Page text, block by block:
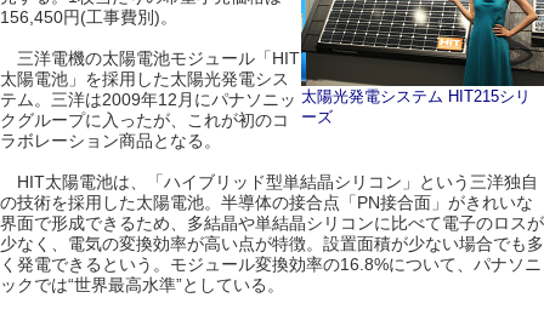
太陽光発電システム HIT215シリ
ーズ
156,450円(工事費別)。
三洋電機の太陽電池モジュール「HIT
太陽電池」を採用した太陽光発電シス
テム。三洋は2009年12月にパナソニッ
クグループに入ったが、これが初のコ
ラボレーション商品となる。
HIT太陽電池は、「ハイブリッド型単結晶シリコン」という三洋独自
の技術を採用した太陽電池。半導体の接合点「PN接合面」がきれいな
界面で形成できるため、多結晶や単結晶シリコンに比べて電子のロスが
少なく、電気の変換効率が高い点が特徴。設置面積が少ない場合でも多
く発電できるという。モジュール変換効率の16.8%について、パナソニ
ックでは“世界最高水準”としている。